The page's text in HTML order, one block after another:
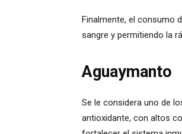
Finalmente, el consumo
sangre y permitiendo la
Aguaymanto
Se le considera uno de
antioxidante, con altos